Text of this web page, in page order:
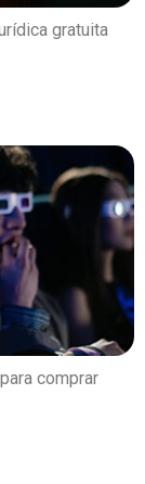
gratuita
comprar